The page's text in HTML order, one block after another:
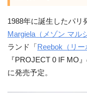
1988年に誕生したパリ
Margiela（メゾン マル
ランド「 Reebok（リー
『PROJECT 0 IF MO
に発売予定。